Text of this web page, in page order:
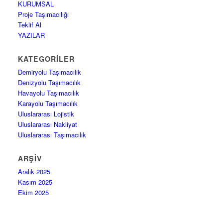
KURUMSAL
Proje Taşımacılığı
Teklif Al
YAZILAR
KATEGORILER
Demiryolu Taşımacılık
Denizyolu Taşımacılık
Havayolu Taşımacılık
Karayolu Taşımacılık
Uluslararası Lojistik
Uluslararası Nakliyat
Uluslararası Taşımacılık
ARŞIV
Aralık 2025
Kasım 2025
Ekim 2025